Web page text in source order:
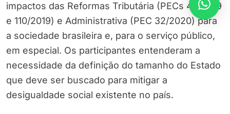
impactos das Reformas Tributária (PECs 45/2019
e 110/2019) e Administrativa (PEC 32/2020) para
a sociedade brasileira e, para o serviço público,
em especial. Os participantes entenderam a
necessidade da definição do tamanho do Estado
que deve ser buscado para mitigar a
desigualdade social existente no país.